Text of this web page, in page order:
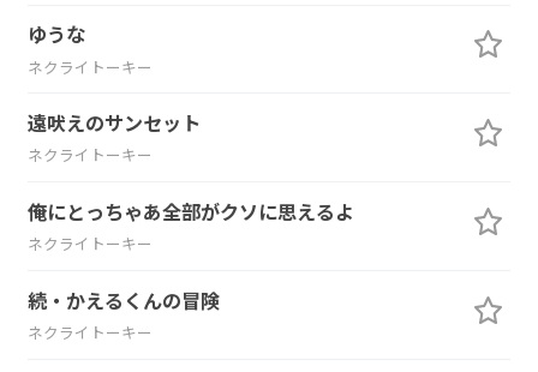
ゆうな
ネクライトーキー
遠吠えのサンセット
ネクライトーキー
俺にとっちゃあ全部がクソに思えるよ
ネクライトーキー
続・かえるくんの冒険
ネクライトーキー